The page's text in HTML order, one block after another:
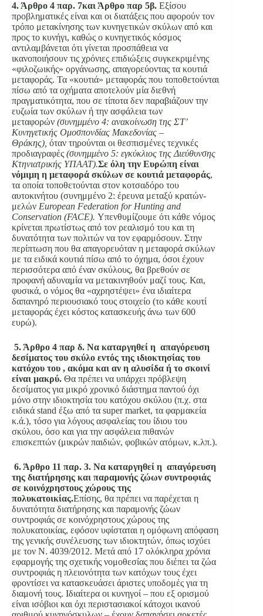
4. Άρθρο 4 παρ. 7και Άρθρο παρ 5β. Εξίσου
προβληματικές είναι και οι διατάξεις που αφορούν τον
τρόπο μετακίνησης των κυνηγετικών σκύλων από και
προς το κυνήγι, καθώς o κυνηγετικός κόσμος
αντιλαμβάνεται ότι γίνεται προσπάθεια να
ικανοποιήσουν τις χρόνιες επιδιώξεις συγκεκριμένης
«φιλοζωικής» οργάνωσης, απαγορεύοντας τα κουτιά
μεταφοράς. Τα «κουτιά» μεταφοράς που τοποθετούνται
πίσω από τα οχήματα αποτελούν μία διεθνή
πραγματικότητα, που σε τίποτα δεν παραβιάζουν την
ευζωία των σκύλων ή την ασφάλεια των
μεταφορών (συνημμένο 4: ανακοίνωση της ΣΤ’
Κυνηγετικής Ομοσπονδίας Μακεδονίας –
Θράκης), όταν τηρούνται οι θεσπισμένες τεχνικές
προδιαγραφές (συνημμένο 5: εγκύκλιος της Διεύθυνσης
Κτηνιατρικής ΥΠΑΑΤ).Σε όλη την Ευρώπη είναι
νόμιμη η μεταφορά σκύλων σε κουτιά μεταφοράς,
τα οποία τοποθετούνται στον κοτσαδόρο του
αυτοκινήτου (συνημμένο 2: έρευνα μεταξύ κρατών-
μελών European Federation for Hunting and
Conservation (FACE). Υπενθυμίζουμε ότι κάθε νόμος
κρίνεται πρωτίστως από τον ρεαλισμό του και τη
δυνατότητα των πολιτών να τον εφαρμόσουν. Στην
περίπτωση που θα απαγορευόταν η μεταφορά σκύλων
με τα ειδικά κουτιά πίσω από το όχημα, όσοι έχουν
περισσότερα από έναν σκύλους, θα βρεθούν σε
προφανή αδυναμία να μετακινηθούν μαζί τους. Και,
φυσικά, ο νόμος θα «αχρηστέψει» ένα ιδιαίτερα
δαπανηρό περιουσιακό τους στοιχείο (το κάθε κουτί
μεταφοράς έχει κόστος κατασκευής άνω των 600
ευρώ).
5. Άρθρο 4 παρ δ. Να καταργηθεί η απαγόρευση
δεσίματος του σκύλο εντός της ιδιοκτησίας του
κατόχου του , ακόμα και αν η αλυσίδα ή το σκοινί
είναι μακρύ. Θα πρέπει να υπάρχει πρόβλεψη
δεσίματος για μικρό χρονικό διάστημα παντού όχι
μόνο στην ιδιοκτησία του κατόχου σκύλου (π.χ. στα
ειδικά stand έξω από τα super market, τα φαρμακεία
κ.ά.), τόσο για λόγους ασφαλείας του ίδιου του
σκύλου, όσο και για την ασφάλεια πιθανών
επισκεπτών (μικρών παιδιών, φοβικών ατόμων, κ.λπ.).
6. Άρθρο 11 παρ. 3. Να καταργηθεί η απαγόρευση
της διατήρησης και παραμονής ζώων συντροφιάς
σε κοινόχρηστους χώρους της
πολυκατοικίας.Επίσης, θα πρέπει να παρέχεται η
δυνατότητα διατήρησης και παραμονής ζώων
συντροφιάς σε κοινόχρηστους χώρους της
πολυκατοικίας, εφόσον υφίσταται η ομόφωνη απόφαση
της γενικής συνέλευσης των ιδιοκτητών, όπως ισχύει
με τον Ν. 4039/2012. Μετά από 17 ολόκληρα χρόνια
εφαρμογής της σχετικής νομοθεσίας που διέπει τα ζώα
συντροφιάς η πλειονότητα των κατόχων τους έχει
φροντίσει να κατασκευάσει άριστες υποδομές για τη
διαμονή τους. Ιδιαίτερα οι κυνηγοί – που εξ ορισμού
είναι ισόβιοι και όχι περιστασιακοί κάτοχοι ικανού